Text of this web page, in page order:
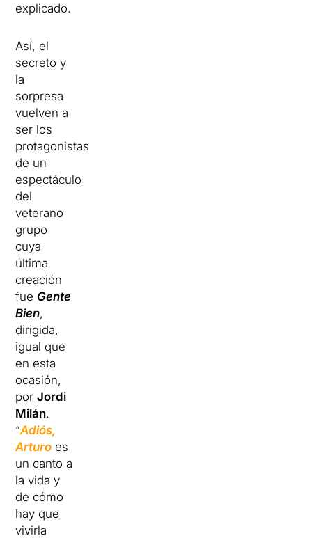
explicado.
Así, el
secreto y
la
sorpresa
vuelven a
ser los
protagonistas
de un
espectáculo
del
veterano
grupo
cuya
última
creación
fue Gente
Bien,
dirigida,
igual que
en esta
ocasión,
porJordi
Milán.
“Adiós,
Arturo es
un canto a
la vida y
de cómo
hay que
vivirla